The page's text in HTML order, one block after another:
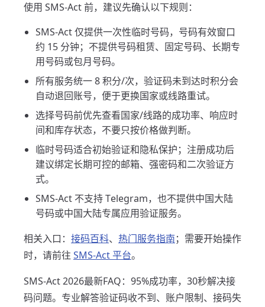
使用 SMS-Act 前，建议先确认以下规则：
SMS-Act 仅提供一次性临时号码，号码有效窗口
约 15 分钟；不提供号码租赁、固定号码、长期专
用号码或包月号码。
所有服务统一 8 积分/次，验证码未到达时积分会
自动退回账号，便于更换国家或线路重试。
选择号码前优先查看国家/线路的成功率、响应时
间和库存状态，不要只按价格做判断。
临时号码适合初始验证和隐私保护；注册成功后
建议绑定长期可控的邮箱、强密码和二次验证方
式。
SMS-Act 不支持 Telegram，也不提供中国大陆
号码或中国大陆专属应用验证服务。
相关入口： 接码百科、 热门服务指南；需要开始操作
时，请前往 SMS-Act 平台。
SMS-Act 2026最新FAQ：95%成功率，30秒解决接
码问题。专业解答验证码收不到、账户限制、接码失